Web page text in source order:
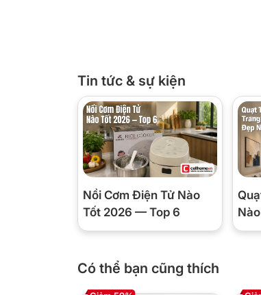
salsa, hay đánh kem đến độ mong
💦 SplashControl
Thiết kế PowerBell Plus tạo lực
ngoài, nhờ đó hạn chế bắn tóe
này giúp bếp sạch hơn và an toàn
💡 Dùng máy tốn bao
Với 1000W, mỗi lần xay 3–5 phút
theo giá điện tham khảo 2.500đ/
Tin tức & sự kiện
Nồi Cơm Điện Tử Nào
Tốt 2026 — Top 6
Có thể bạn cũng thích